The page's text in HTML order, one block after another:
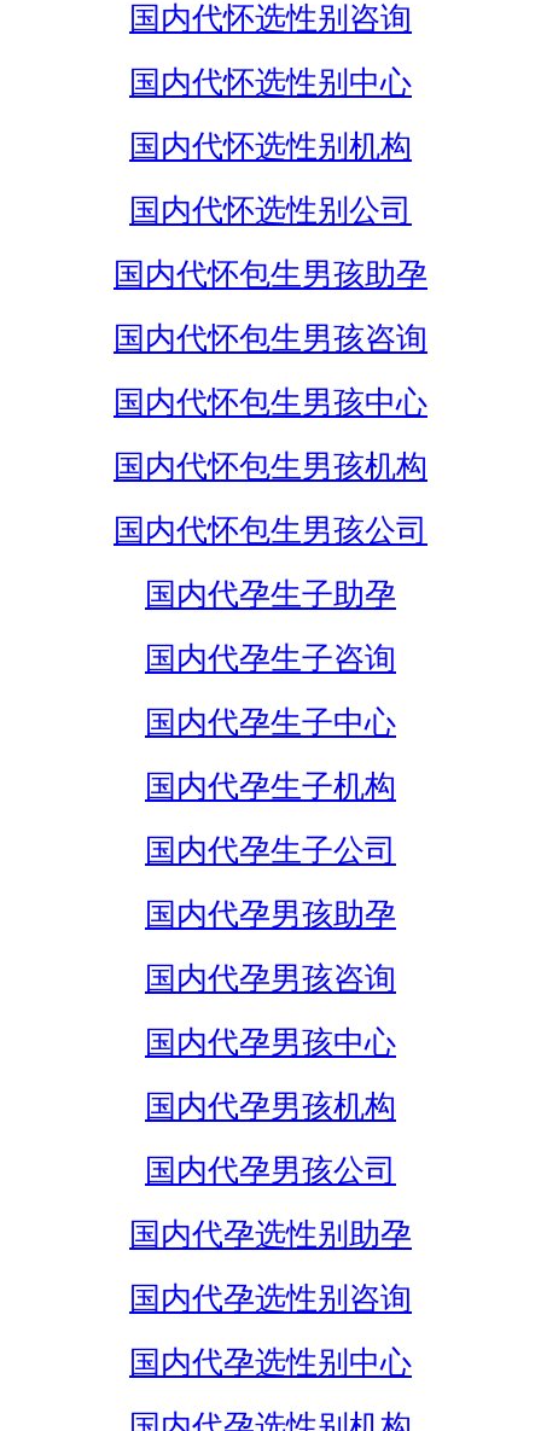
国内代怀选性别咨询
国内代怀选性别中心
国内代怀选性别机构
国内代怀选性别公司
国内代怀包生男孩助孕
国内代怀包生男孩咨询
国内代怀包生男孩中心
国内代怀包生男孩机构
国内代怀包生男孩公司
国内代孕生子助孕
国内代孕生子咨询
国内代孕生子中心
国内代孕生子机构
国内代孕生子公司
国内代孕男孩助孕
国内代孕男孩咨询
国内代孕男孩中心
国内代孕男孩机构
国内代孕男孩公司
国内代孕选性别助孕
国内代孕选性别咨询
国内代孕选性别中心